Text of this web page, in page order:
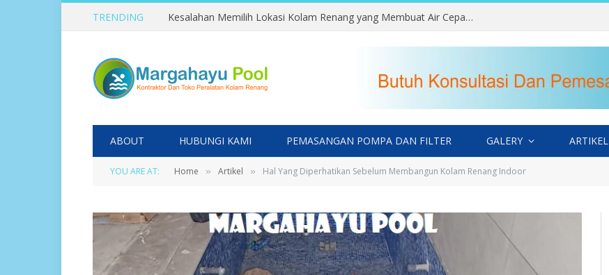
TRENDING Kesalahan Memilih Lokasi Kolam Renang yang Membuat Air Cepat Kotor
ABOUT HUBUNGI KAMI PEMASANGAN POMPA DAN FILTER GALERY ARTIKEL
YOU ARE AT: Home » Artikel » Hal Yang Diperhatikan Sebelum Membangun Kolam Renang Indoor